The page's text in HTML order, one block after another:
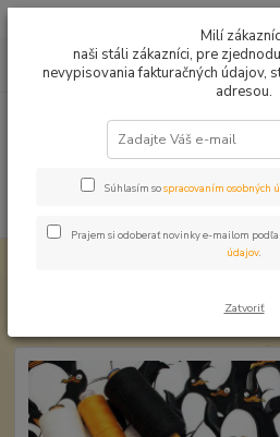
0949224331
9:00 -14:30
Úplet
Úplet Tučniaky digi
Milí
naši stáli zákazníci, pre
nevypisovania fakturačných údajov,
adresou.
Súhlasím sospracovaním osobných
Prajem si odoberať novinky e-mailom podľa
údajov.
Zatvoriť